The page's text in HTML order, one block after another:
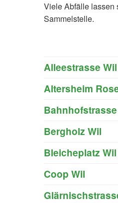
Viele Abfälle lassen
Sammelstelle.
Alleestrasse Wil
Altersheim
Bergholz Wil
Bleicheplatz Wil
Coop Wil